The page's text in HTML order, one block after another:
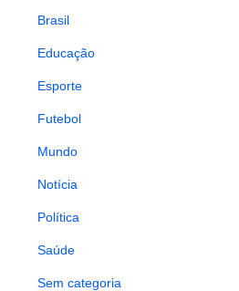
Brasil
Educação
Esporte
Futebol
Mundo
Notícia
Política
Saúde
Sem categoria